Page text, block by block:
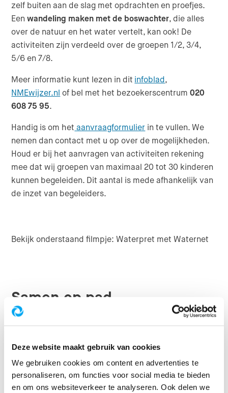
Deze website maakt gebruik van cookies
We gebruiken cookies om content en advertenties te
personaliseren, om functies voor social media te bieden
en om ons websiteverkeer te analyseren. Ook delen we
zelf buiten aan de slag met opdrachten en proefjes.
Eenwandeling maken met de boswachter, die alles
over de natuur en het water vertelt, kan ook! De
activiteiten zijn verdeeld over de groepen 1/2, 3/4,
5/6 en 7/8.
Meer informatie kunt lezen in dit infoblad(Opent in nieuw
(Verlaat de
,
NMEwijzer.nl (Opent in nieuw venster)
of bel met het bezoekerscentrum020
608 75 95.
Handig is om het aanvraagformulier in te vullen. We
nemen dan contact met u op over de mogelijkheden.
Houd er bij het aanvragen van activiteiten rekening
mee dat wij groepen van maximaal 20 tot 30 kinderen
kunnen begeleiden. Dit aantal is mede afhankelijk van
de inzet van begeleiders.
Bekijk onderstaand filmpje: Waterpret met Waternet
Samen op pad
brug, bladeren en allerlei dieren. Zorg dat je alles
gezien hebt.
Expeditie Damhert: altijd al meer willen weten over